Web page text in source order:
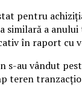
pentru
similară a
în raport cu
s-au vândut
teren